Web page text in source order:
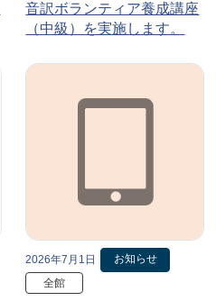
音訳ボランティア養成講座
（中級）を実施します。
2026年7月1日
お知らせ
全館